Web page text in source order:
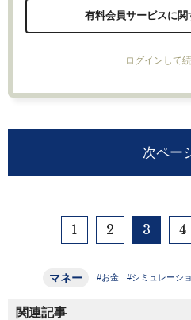
有料会員サービスに
ログインして
次ペー
1 2 3 4
マネー #お金 #シミュレーシ
関連記事